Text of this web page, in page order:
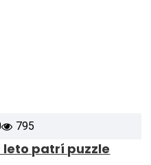
795
leto patrí puzzle